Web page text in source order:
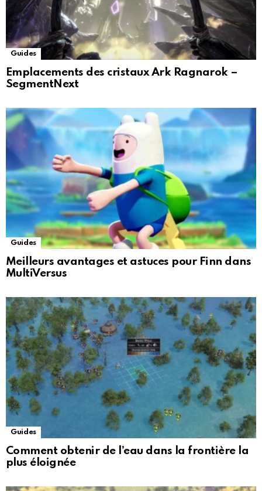
Guides
Emplacements des cristaux Ark Ragnarok –
SegmentNext
Guides
Meilleurs avantages et astuces pour Finn dans
MultiVersus
Guides
Comment obtenir de l’eau dans la frontière la
plus éloignée